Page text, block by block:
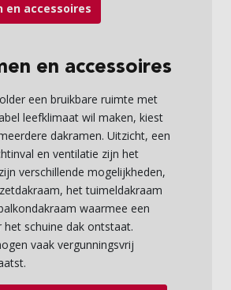
en accessoires
en accessoires
een bruikbare ruimte met
leefklimaat wil maken, kiest
dakramen. Uitzicht, een
en ventilatie zijn het
verschillende mogelijkheden,
het tuimeldakraam
waarmee een
het schuine dak ontstaat.
vaak vergunningsvrij